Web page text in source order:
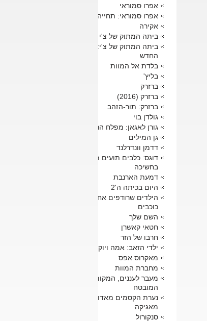
אפרו סמוראי
אפרו סמוראי: תחייה
אקירה
ביתה המתוק של צ'י
ביתה המתוק של צ'י: הבית
החדש
בלדת אל המוות
בליץ'
ברזרק
ברזרק (2016)
ברזרק: תור-הזהב
גולדן בוי
גורן לאגאן: מפלח הרקיע
גן המילים
דדמן וונדרלנד
דוגס: כלבים תועים מייללים
בחשיכה
דמעת הארנבת
היום בכיתה ה'2
הילדים שרודפים אחר
כוכבים
השם שלך
חטאי קאשרן
חרבו של הזר
ילדי הזאב: אמה ויוקי
מאקרוס אפס
מחברת המוות
מעבר לעננים, המקום
המובטח
נערת הקסמים מאדוקה
מאגיקה
סנקורול